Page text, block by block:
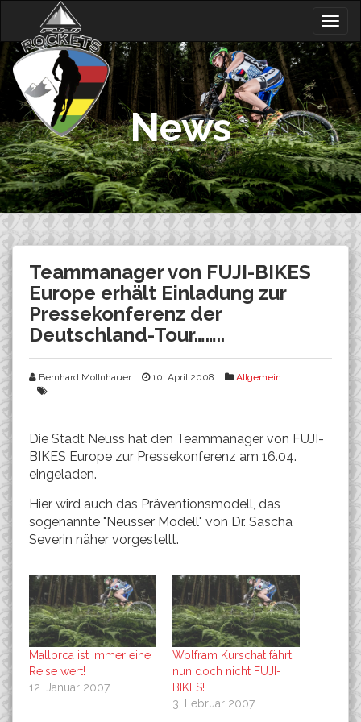
content
News
Teammanager von FUJI-BIKES
Europe erhält Einladung zur
Pressekonferenz der
Deutschland-Tour……..
Bernhard Mollnhauer 10. April 2008 Allgemein
Die Stadt Neuss hat den Teammanager von FUJI-
BIKES Europe zur Pressekonferenz am 16.04.
eingeladen.
Hier wird auch das Präventionsmodell, das
sogenannte "Neusser Modell" von Dr. Sascha
Severin näher vorgestellt.
Mallorca ist immer eine
Reise wert!
12. Januar 2007
Wolfram Kurschat fährt
nun doch nicht FUJI-
BIKES!
3. Februar 2007